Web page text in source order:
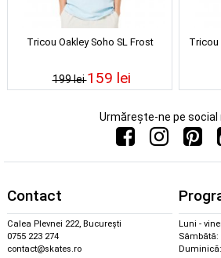
Tricou Oakley Soho SL Frost
199 lei159 lei
Tricou
Urmărește-ne pe social
Contact
Calea Plevnei 222, București
0755 223 274
contact@skates.ro
Luni -
Sâmbătă: